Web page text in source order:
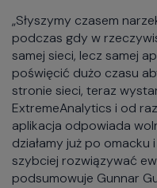
„Słyszymy czasem
podczas gdy w
samej sieci, lecz samej
poświęcić dużo czasu
stronie sieci, teraz
ExtremeAnalytics i od
aplikacja odpowiada
działamy już po
szybciej rozwiązywać
podsumowuje Gunnar